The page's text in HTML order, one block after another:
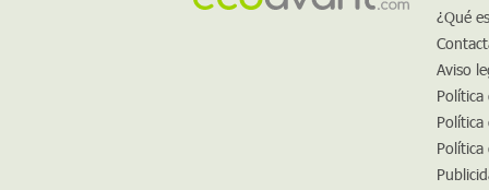
¿Qué
Aviso
Política
Política
Política